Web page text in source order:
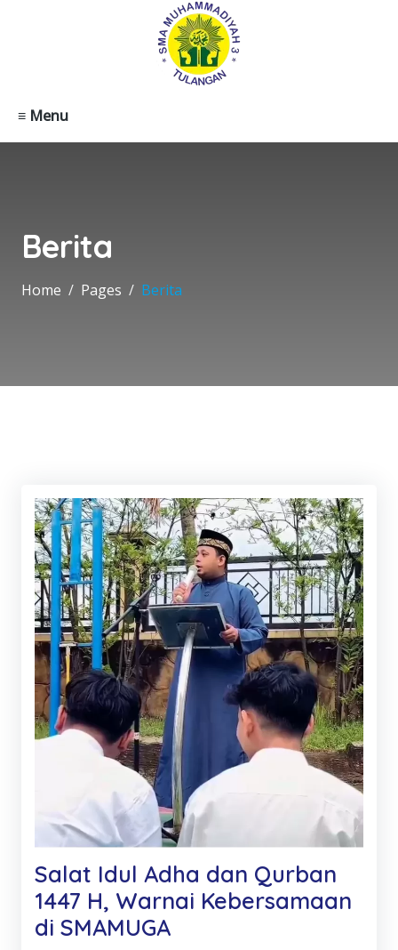
≡ Menu
Berita
Home Pages Berita
Salat Idul Adha dan Qurban
1447 H, Warnai Kebersamaan
di SMAMUGA